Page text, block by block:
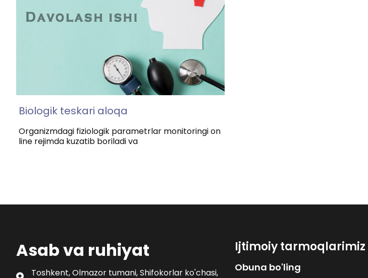
Biologik teskari aloqa
Organizmdagi fiziologik parametrlar monitoringi on
line rejimda kuzatib boriladi va
Asab va ruhiyat
Toshkent, Olmazor tumani, Shifokorlar ko'chasi,
Ijtimoiy tarmoqlarimiz
Obuna bo'ling